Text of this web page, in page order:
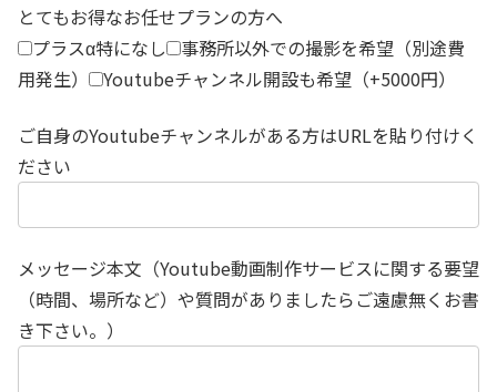
とてもお得なお任せプランの方へ
プラスα特になし
事務所以外での撮影を希望（別途費
用発生）
Youtubeチャンネル開設も希望（+5000円）
ご自身のYoutubeチャンネルがある方はURLを貼り付けく
ださい
メッセージ本文（Youtube動画制作サービスに関する要望
（時間、場所など）や質問がありましたらご遠慮無くお書
き下さい。）